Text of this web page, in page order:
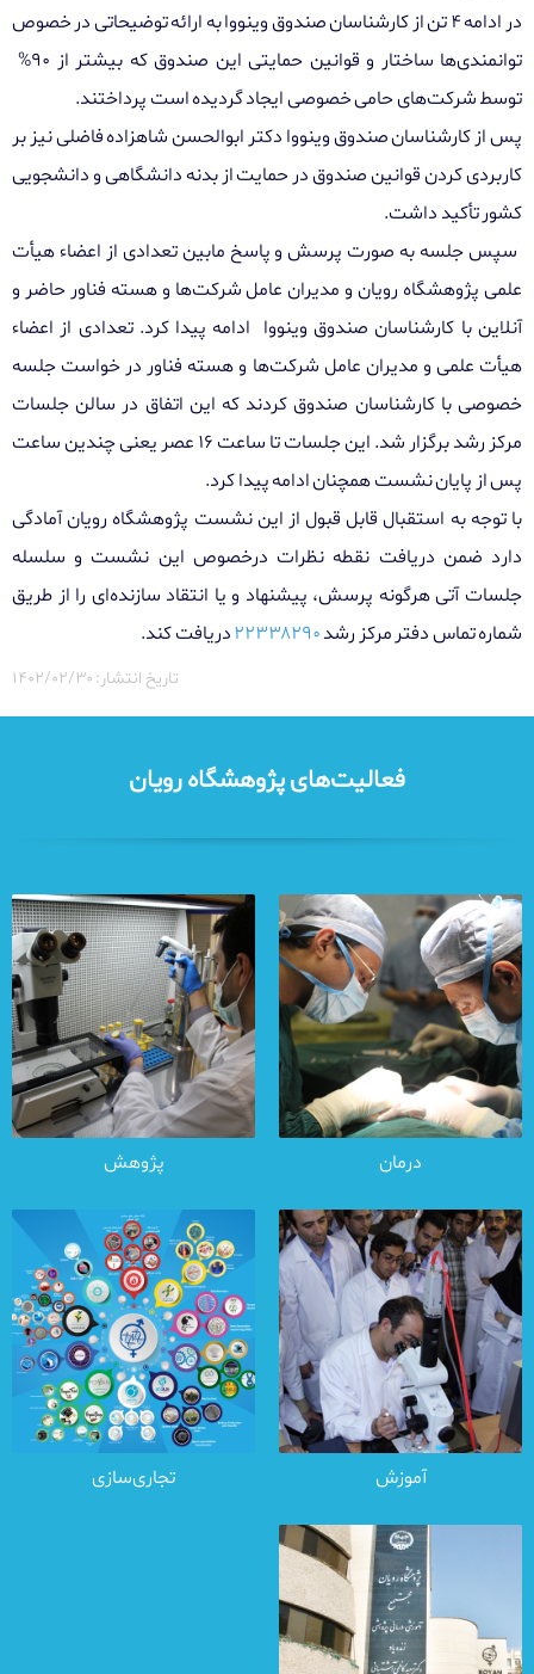
در ادامه ۴ تن از کارشناسان صندوق وینووا به ارائه توضیحاتی در خصوص
توانمندی‌ها ساختار و قوانین حمایتی این صندوق که بیشتر از ۹۰%
توسط شرکت‌های حامی خصوصی ایجاد گردیده است پرداختند.
پس از کارشناسان صندوق وینووا دکتر ابوالحسن شاهزاده فاضلی نیز بر
کاربردی کردن قوانین صندوق در حمایت از بدنه دانشگاهی و دانشجویی
کشور تأکید داشت.
سپس جلسه به صورت پرسش و پاسخ مابین تعدادی از اعضاء هیأت
علمی پژوهشگاه رویان و مدیران عامل شرکت‌ها و هسته فناور حاضر و
آنلاین با کارشناسان صندوق وینووا ادامه پیدا کرد. تعدادی از اعضاء
هیأت علمی و مدیران عامل شرکت‌ها و هسته فناور در خواست جلسه
خصوصی با کارشناسان صندوق کردند که این اتفاق در سالن جلسات
مرکز رشد برگزار شد. این جلسات تا ساعت ۱۶ عصر یعنی چندین ساعت
پس از پایان نشست همچنان ادامه پیدا کرد.
با توجه به استقبال قابل قبول از این نشست پژوهشگاه رویان آمادگی
دارد ضمن دریافت نقطه نظرات درخصوص این نشست و سلسله
جلسات آتی هرگونه پرسش، پیشنهاد و یا انتقاد سازنده‌ای را از طریق
شماره تماس دفتر مرکز رشد
دریافت کند.
تاریخ انتشار: ۱۴۰۲/۰۲/۳۰
فعالیت‌های پژوهشگاه رویان
درمان پژوهش
آموزش تجاری‌سازی